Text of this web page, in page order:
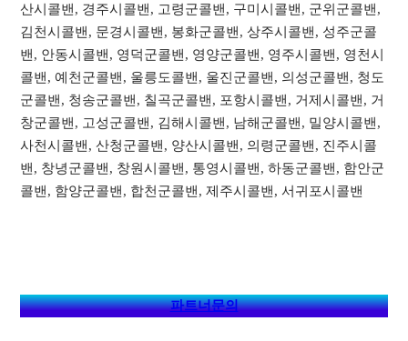
산시콜밴, 경주시콜밴, 고령군콜밴, 구미시콜밴, 군위군콜밴,
김천시콜밴, 문경시콜밴, 봉화군콜밴, 상주시콜밴, 성주군콜
밴, 안동시콜밴, 영덕군콜밴, 영양군콜밴, 영주시콜밴, 영천시
콜밴, 예천군콜밴, 울릉도콜밴, 울진군콜밴, 의성군콜밴, 청도
군콜밴, 청송군콜밴, 칠곡군콜밴, 포항시콜밴, 거제시콜밴, 거
창군콜밴, 고성군콜밴, 김해시콜밴, 남해군콜밴, 밀양시콜밴,
사천시콜밴, 산청군콜밴, 양산시콜밴, 의령군콜밴, 진주시콜
밴, 창녕군콜밴, 창원시콜밴, 통영시콜밴, 하동군콜밴, 함안군
콜밴, 함양군콜밴, 합천군콜밴, 제주시콜밴, 서귀포시콜밴
파트너문의